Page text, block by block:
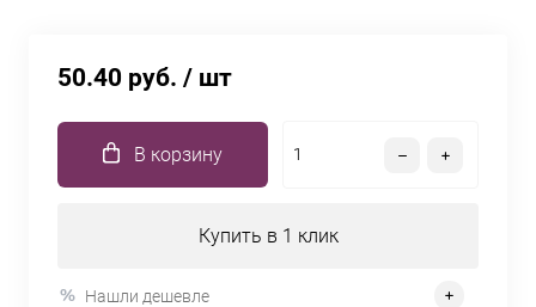
50.40 руб. / шт
В корзину
Купить в 1 клик
Нашли дешевле